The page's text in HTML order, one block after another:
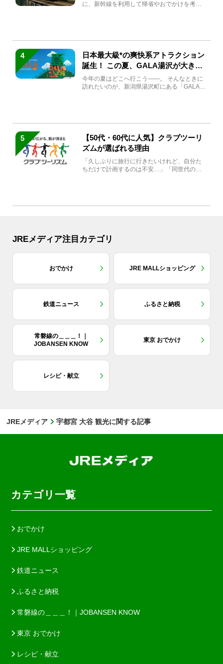
に、新幹線を利用して帰省やおでかけを考え
4
日本最大級*の爽快系アトラクション
誕生！ この夏、GALA湯沢が大きく
生まれ変わる
今年の夏はどこへ行こう――。 そんなときに
訪れたいのが、新潟県湯沢町にある「GALA湯
5
【50代・60代に人気】クラブツーリ
ズムが選ばれる理由
「久しぶりに旅行に行きたいけれど、自分た
ちだけで計画するのは不安…」「同世代の方
JREメディア注目カテゴリ
おでかけ JRE MALLショッピング
鉄道ニュース ふるさと納税
常磐線の＿＿＿！｜
JOBANSEN KNOW
東京 おでかけ
レシピ・献立
JREメディア 宇都宮 大谷 観光に関する記事
カテゴリ一覧
おでかけ
JRE MALLショッピング
鉄道ニュース
ふるさと納税
常磐線の＿＿＿！｜JOBANSEN KNOW
東京 おでかけ
レシピ・献立